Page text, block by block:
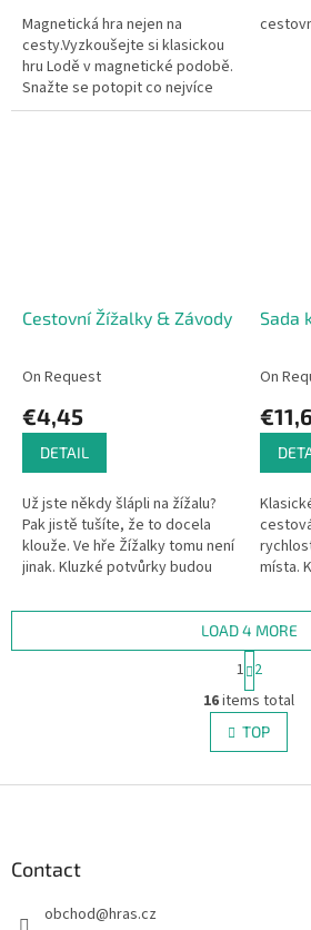
Magnetická hra nejen na
cesty.Vyzkoušejte si klasickou
hru Lodě v magnetické podobě.
Snažte se potopit co nejvíce
soupeřových lodí a vyhrát tak
Cestovní Žížalky & Závody
On Request
€4,45
DETAIL
Už jste někdy šlápli na žížalu?
Pak jistě tušíte, že to docela
klouže. Ve hře Žížalky tomu není
jinak. Kluzké potvůrky budou
toho, aby došla do...
Sada
On
místa.
L
i
s
t
LOAD 4 MORE
P
a
g
i
n
a
i
1 2
16items total
TOP
Contact
obchod@hras.cz